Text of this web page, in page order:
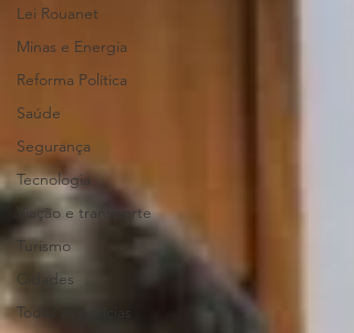
Lei Rouanet
Minas e Energia
Reforma Política
Saúde
Segurança
Tecnologia
Viação e transporte
Turismo
Cidades
Todas as notícias